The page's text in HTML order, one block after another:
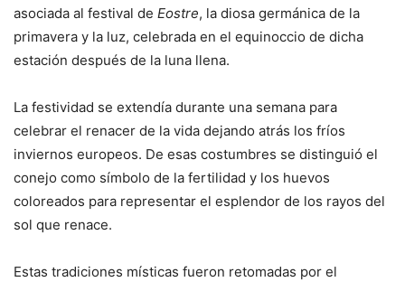
asociada al festival de Eostre, la diosa germánica de la
primavera y la luz, celebrada en el equinoccio de dicha
estación después de la luna llena.
La festividad se extendía durante una semana para
celebrar el renacer de la vida dejando atrás los fríos
inviernos europeos. De esas costumbres se distinguió el
conejo como símbolo de la fertilidad y los huevos
coloreados para representar el esplendor de los rayos del
sol que renace.
Estas tradiciones místicas fueron retomadas por el